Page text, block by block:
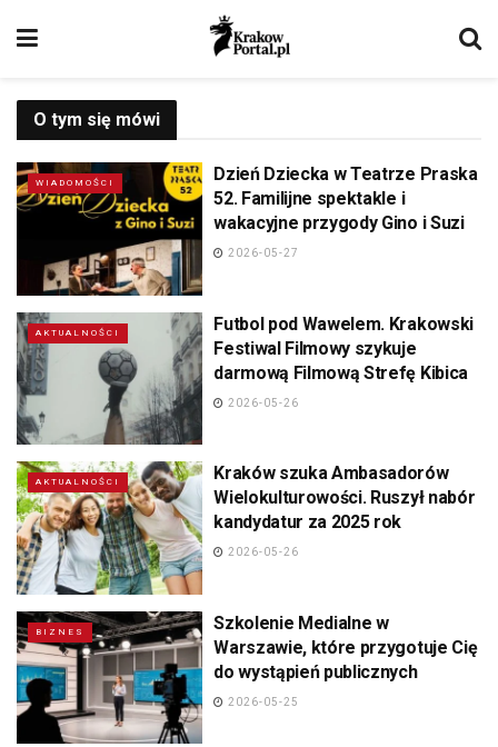
O tym się mówi
WIADOMOŚCI
Dzień Dziecka w Teatrze Praska
52. Familijne spektakle i
wakacyjne przygody Gino i Suzi
2026-05-27
AKTUALNOŚCI
Futbol pod Wawelem. Krakowski
Festiwal Filmowy szykuje
darmową Filmową Strefę Kibica
2026-05-26
AKTUALNOŚCI
Kraków szuka Ambasadorów
Wielokulturowości. Ruszył nabór
kandydatur za 2025 rok
2026-05-26
BIZNES
Szkolenie Medialne w
Warszawie, które przygotuje Cię
do wystąpień publicznych
2026-05-25